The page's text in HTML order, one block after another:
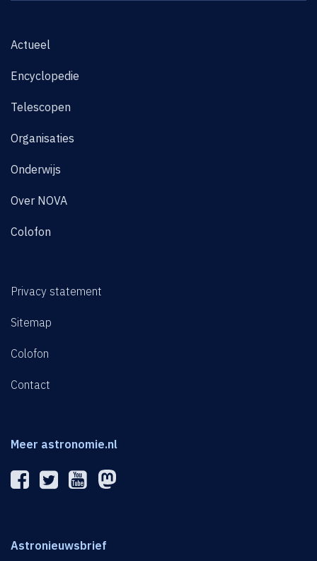
Actueel
Encyclopedie
Telescopen
Organisaties
Onderwijs
Over NOVA
Colofon
Privacy statement
Sitemap
Colofon
Contact
Meer astronomie.nl
Astronieuwsbrief